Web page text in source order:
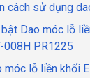
cách sử dụng
Dao móc lỗ
008H PR1225
móc lỗ liền khối